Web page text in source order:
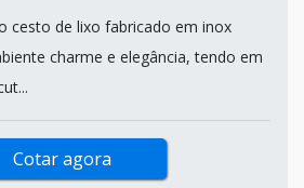
cesto de lixo fabricado em inox
charme e elegância, tendo em
Cotar agora